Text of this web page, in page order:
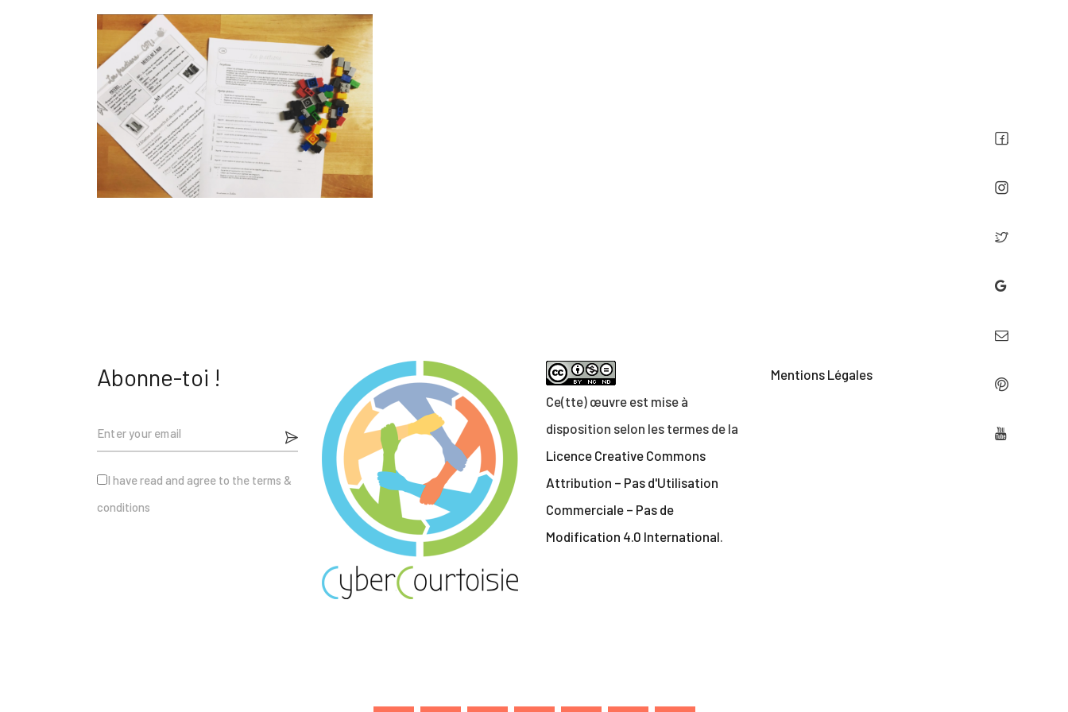
Teachcollab
CRPE
La communauté
Abonne-toi !
I have read and agree to the terms &
conditions
Ce(tte) œuvre est mise à
disposition selon les termes de la
Licence Creative Commons
Attribution – Pas d'Utilisation
Commerciale – Pas de
Modification 4.0 International.
Mentions Légales